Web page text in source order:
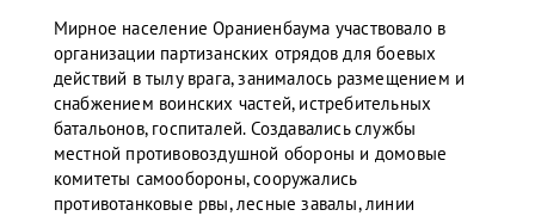
Мирное население Ораниенбаума участвовало в
организации партизанских отрядов для боевых
действий в тылу врага, занималось размещением и
снабжением воинских частей, истребительных
батальонов, госпиталей. Создавались службы
местной противовоздушной обороны и домовые
комитеты самообороны, сооружались
противотанковые рвы, лесные завалы, линии